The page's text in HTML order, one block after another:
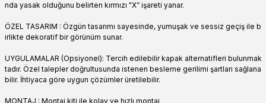
nda yasak olduğunu belirten kırmızı "X” işareti yanar.
ÖZEL TASARIM : Özgün tasarımı sayesinde, yumuşak ve sessiz geçiş ile b
irlikte dekoratif bir görünüm sunar.
UYGULAMALAR (Opsiyonel): Tercih edilebilir kapak alternatifleri bulunmak
tadır. Özel talepler doğrultusunda istenen besleme gerilimi şartları sağlana
bilir. İhtiyaca göre uygun çözümler üretilebilir.
MONTAJ : Montaj kiti ile kolay ve hızlı montaj